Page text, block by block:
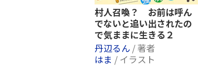
村人召喚？ お前は呼ん
でないと追い出されたの
で気ままに生きる２
丹辺るん/ 著者
はま / イラスト